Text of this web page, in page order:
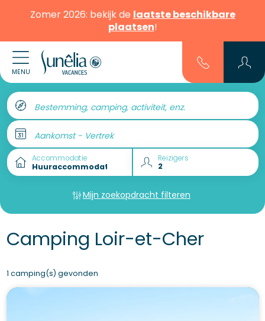
Zomer 2026: bekijk de laatste beschikbare
plaatsen!
MENU
Bestemming, camping, activiteit, enz.
Aankomst - Vertrek
Accommodatie Reizigers
Mijn zoekopdracht filteren
Camping Loir-et-Cher
1 camping(s) gevonden